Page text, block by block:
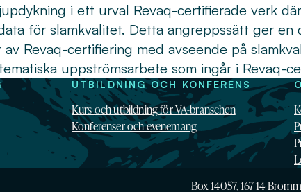
i ett urval Revaq-certifierade verk
för slamkvalitet. Detta angreppssätt ger
Revaq-certifiering med avseende på
uppströmsarbete som ingår i Revaq-
UTBILDNING OCH KONFERENS
Kurs och utbildning för VA-branschen
Konferenser och evenemang
Box 14057, 167 14